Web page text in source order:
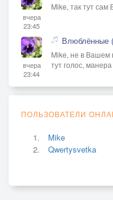
вчера
23:45
Mike, так тут
вчера
23:44
Влюблённые
Mike, не в Вашем
тут голос,
ПОЛЬЗОВАТЕЛИ
Mike
Qwertysvetka